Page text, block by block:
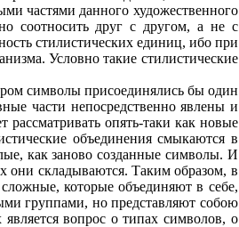
частями данного художественного
соотносить друг с другом, а не с
стилистических единиц, ибо при
Условно такие стилистические
символы присоединялись бы один
части непосредственно явлены и
опять-таки как новые
объединения смыкаются в
как заново созданные символы. И
они складываются. Таким образом, в
которые объединяют в себе,
группами, но представляют собою
вопрос о типах символов, о